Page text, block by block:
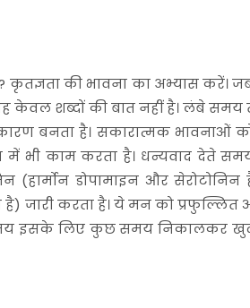
की भावना का अभ्यास करें।
केवल शब्दों की बात नहीं है। लंबे
बनता है। सकारात्मक भावनाओं
में भी काम करता है। धन्यवाद देते
(हार्मोन डोपामाइन और सेरोटोनिन
जारी करता है। ये मन को प्रफुल्लित
इसके लिए कुछ समय निकालकर